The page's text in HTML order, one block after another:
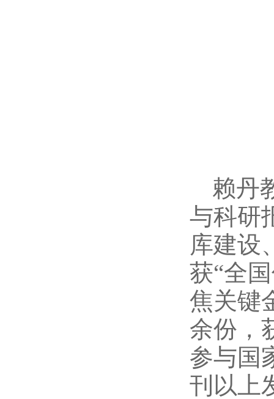
赖丹
与科研
库建设
获“全
焦关键
余份，
参与国
刊以上